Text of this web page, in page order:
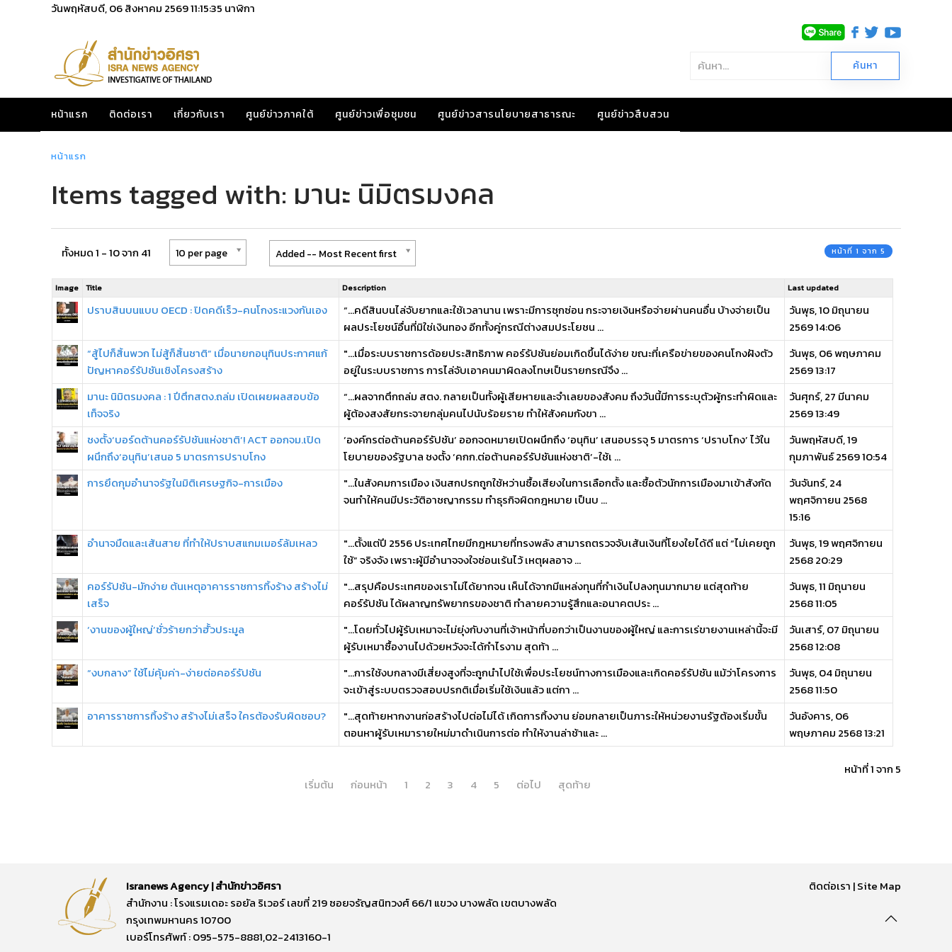
วันพฤหัสบดี, 06 สิงหาคม 256911:15:35 นาฬิกา
หน้าแรก ติดต่อเรา เกี่ยวกับเรา ศูนย์ข่าวภาคใต้ ศูนย์ข่าวเพื่อชุมชน ศูนย์ข่าวสารนโยบายสาธารณะ ศูนย์ข่าวสืบสวน
หน้าแรก
Items tagged with: มานะ นิมิตรมงคล
ทั้งหมด 1 - 10 จาก 41 10 per page Added -- Most Recent first หน้าที่ 1 จาก 5
Image Title Description Last updated
ปราบสินบนแบบ OECD : ปิดคดีเร็ว-คนโกงระแวงกันเอง
“…คดีสินบนไล่จับยากและใช้เวลานาน เพราะมีการซุกซ่อน กระจายเงินหรือจ่ายผ่านคนอื่น บ้างจ่ายเป็น
ผลประโยชน์อื่นที่มิใช่เงินทอง อีกทั้งคู่กรณีต่างสมประโยชน ...
วันพุธ, 10 มิถุนายน
2569 14:06
“สู้ไปก็สิ้นพวก ไม่สู้ก็สิ้นชาติ” เมื่อนายกอนุทินประกาศแก้
ปัญหาคอร์รัปชันเชิงโครงสร้าง
"...เมื่อระบบราชการด้อยประสิทธิภาพ คอร์รัปชันย่อมเกิดขึ้นได้ง่าย ขณะที่เครือข่ายของคนโกงฝังตัว
อยู่ในระบบราชการ การไล่จับเอาคนมาผิดลงโทษเป็นรายกรณีจึง ...
วันพุธ, 06 พฤษภาคม
2569 13:17
มานะ นิมิตรมงคล : 1 ปีตึกสตง.ถล่ม เปิดเผยผลสอบข้อ
เท็จจริง
“...ผลจากตึกถล่ม สตง. กลายเป็นทั้งผู้เสียหายและจำเลยของสังคม ถึงวันนี้มีการระบุตัวผู้กระทำผิดและ
ผู้ต้องสงสัยกระจายกลุ่มคนไปนับร้อยราย ทำให้สังคมกังขา ...
วันศุกร์, 27 มีนาคม
2569 13:49
ชงตั้ง‘บอร์ดต้านคอร์รัปชันแห่งชาติ’! ACT ออกจม.เปิด
ผนึกถึง‘อนุทิน’เสนอ 5 มาตรการปราบโกง
‘องค์กรต่อต้านคอร์รัปชัน’ ออกจดหมายเปิดผนึกถึง ‘อนุทิน’ เสนอบรรจุ 5 มาตรการ ‘ปราบโกง’ ไว้ใน
โยบายของรัฐบาล ชงตั้ง ‘คกก.ต่อต้านคอร์รัปชันแห่งชาติ’-ใช้เ ...
วันพฤหัสบดี, 19
กุมภาพันธ์ 2569 10:54
การยึดกุมอำนาจรัฐในมิติเศรษฐกิจ-การเมือง
"...ในสังคมการเมือง เงินสกปรกถูกใช้หว่านซื้อเสียงในการเลือกตั้ง และซื้อตัวนักการเมืองมาเข้าสังกัด
จนทำให้คนมีประวัติอาชญากรรม ทำธุรกิจผิดกฎหมาย เป็นบ ...
วันจันทร์, 24
พฤศจิกายน 2568
15:16
อำนาจมืดและเส้นสาย ที่ทำให้ปราบสแกมเมอร์ล้มเหลว
"...ตั้งแต่ปี 2556 ประเทศไทยมีกฎหมายที่ทรงพลัง สามารถตรวจจับเส้นเงินที่โยงใยได้ดี แต่ “ไม่เคยถูก
ใช้” จริงจัง เพราะผู้มีอำนาจจงใจซ่อนเร้นไว้ เหตุผลอาจ ...
วันพุธ, 19 พฤศจิกายน
2568 20:29
คอร์รัปชัน-มักง่าย ต้นเหตุอาคารราชการทิ้งร้าง สร้างไม่
เสร็จ
"...สรุปคือประเทศของเราไม่ได้ยากจน เห็นได้จากมีแหล่งทุนที่กำเงินไปลงทุนมากมาย แต่สุดท้าย
คอร์รัปชัน ได้ผลาญทรัพยากรของชาติ ทำลายความรู้สึกและอนาคตประ ...
วันพุธ, 11 มิถุนายน
2568 11:05
‘งานของผู้ใหญ่’ชั่วร้ายกว่าฮั้วประมูล
"...โดยทั่วไปผู้รับเหมาจะไม่ยุ่งกับงานที่เจ้าหน้าที่บอกว่าเป็นงานของผู้ใหญ่ และการเร่ขายงานเหล่านี้จะมี
ผู้รับเหมาซื้องานไปด้วยหวังจะได้กำไรงาม สุดท้า ...
วันเสาร์, 07 มิถุนายน
2568 12:08
“งบกลาง” ใช้ไม่คุ้มค่า-ง่ายต่อคอร์รัปชัน
"...การใช้งบกลางมีเสี่ยงสูงที่จะถูกนำไปใช้เพื่อประโยชน์ทางการเมืองและเกิดคอร์รัปชัน แม้ว่าโครงการ
จะเข้าสู่ระบบตรวจสอบปรกติเมื่อเริ่มใช้เงินแล้ว แต่กา ...
วันพุธ, 04 มิถุนายน
2568 11:50
อาคารราชการทิ้งร้าง สร้างไม่เสร็จ ใครต้องรับผิดชอบ?
"...สุดท้ายหากงานก่อสร้างไปต่อไม่ได้ เกิดการทิ้งงาน ย่อมกลายเป็นภาระให้หน่วยงานรัฐต้องเริ่มขั้น
ตอนหาผู้รับเหมารายใหม่มาดำเนินการต่อ ทำให้งานล่าช้าและ ...
วันอังคาร, 06
พฤษภาคม 2568 13:21
หน้าที่ 1 จาก 5
เริ่มต้น
ก่อนหน้า 1 2 3 4 5 ต่อไป สุดท้าย
Isranews Agency | สำนักข่าวอิศรา
สำนักงาน : โรงแรมเดอะ รอยัล ริเวอร์ เลขที่ 219 ซอยจรัญสนิทวงศ์ 66/1 แขวง บางพลัด เขตบางพลัด
กรุงเทพมหานคร 10700
เบอร์โทรศัพท์ : 095-575-8881,02-2413160-1
ติดต่อเรา |Site Map